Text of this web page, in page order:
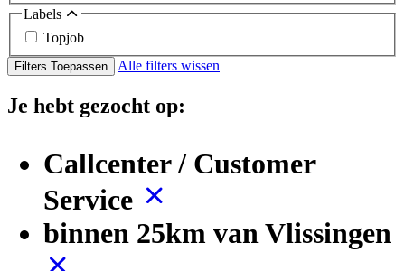
Labels
Topjob
Filters Toepassen Alle filters wissen
Je hebt gezocht op:
Callcenter / Customer
Service
binnen 25km van Vlissingen